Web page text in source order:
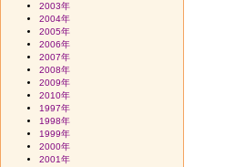
2003年
2004年
2005年
2006年
2007年
2008年
2009年
2010年
1997年
1998年
1999年
2000年
2001年